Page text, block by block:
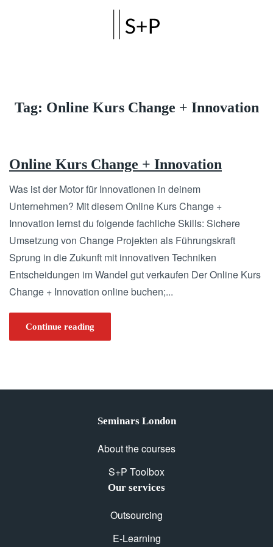
Tag: Online Kurs Change + Innovation
Online Kurs Change + Innovation
Was ist der Motor für Innovationen in deinem
Unternehmen? Mit diesem Online Kurs Change +
Innovation lernst du folgende fachliche Skills: Sichere
Umsetzung von Change Projekten als Führungskraft
Sprung in die Zukunft mit innovativen Techniken
Entscheidungen im Wandel gut verkaufen Der Online Kurs
Change + Innovation online buchen;...
Continue reading
Seminars London
About the courses
S+P Toolbox
Our services
Outsourcing
E-Learning